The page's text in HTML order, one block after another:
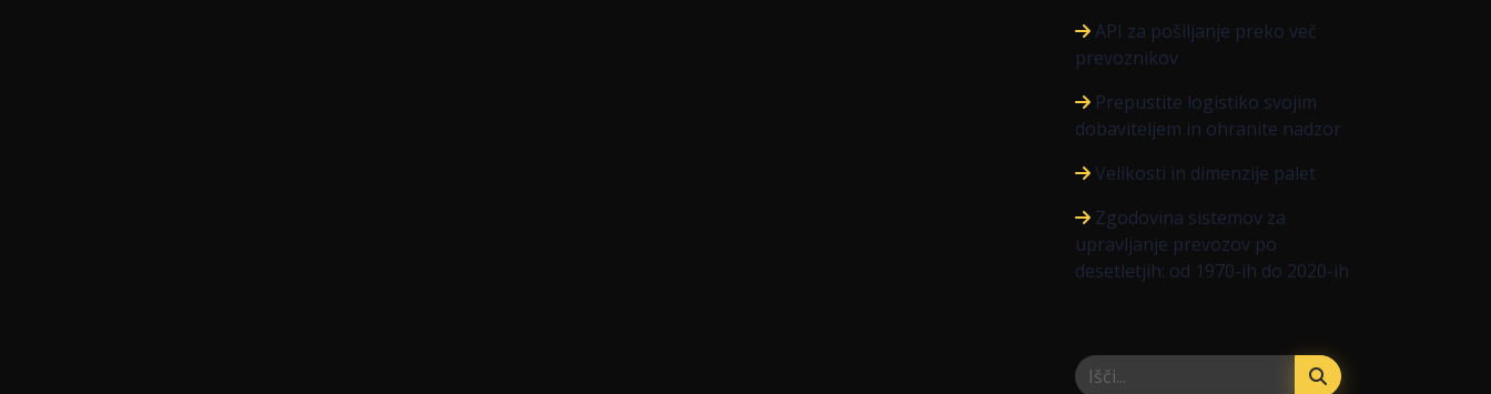
API za pošiljanje preko več
prevoznikov
Prepustite logistiko svojim
dobaviteljem in ohranite nadzor
Velikosti in dimenzije palet
Zgodovina sistemov za
upravljanje prevozov po
desetletjih: od 1970-ih do 2020-ih